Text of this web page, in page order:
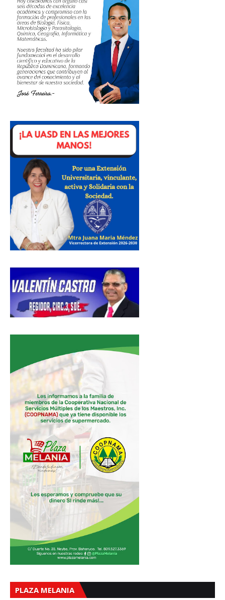
PLAZA MELANIA